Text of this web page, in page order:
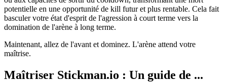
potentielle en une opportunité de kill futur et plus rentable. Cela fait
basculer votre état d'esprit de l'agression à court terme vers la
domination de l'arène à long terme.
Maintenant, allez de l'avant et dominez. L'arène attend votre
maîtrise.
Maîtriser Stickman.io : Un guide de ...